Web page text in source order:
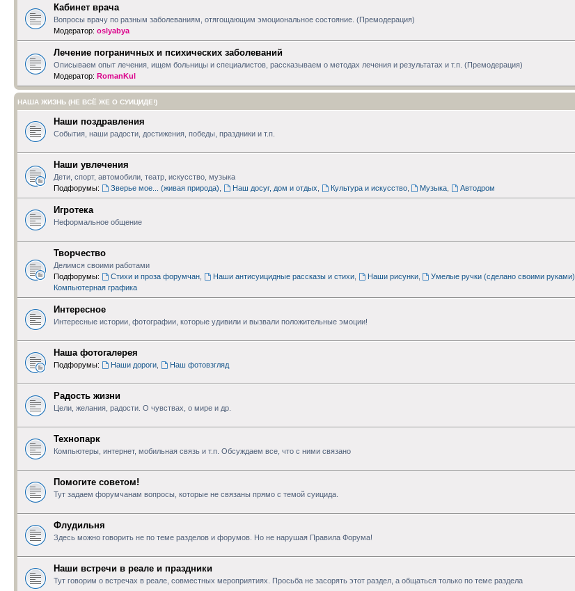
Кабинет врача
Вопросы врачу по разным заболеваниям, отягощающим эмоциональное состояние. (Премодерация)
Модератор: oslyabya
Лечение пограничных и психических заболеваний
Описываем опыт лечения, ищем больницы и специалистов, рассказываем о методах лечения и результатах и т.п. (Премодерация)
Модератор: RomanKul
НАША ЖИЗНЬ (НЕ ВСЁ ЖЕ О СУИЦИДЕ!)
Наши поздравления
События, наши радости, достижения, победы, праздники и т.п.
Наши увлечения
Дети, спорт, автомобили, театр, искусство, музыка
Подфорумы:
Зверье мое... (живая природа) Наш досуг, дом и отдых Культура и искусство, Музыка Автодром
Игротека
Неформальное общение
Творчество
Делимся своими работами
Подфорумы:
Стихи и проза форумчан, Наши антисуицидные рассказы и стихи, Наши рисунки, Умелые ручки (сделано своими руками)
Компьютерная графика
Интересное
Интересные истории, фотографии, которые удивили и вызвали положительные эмоции!
Наша фотогалерея
Подфорумы: Наши дороги, Наш фотовзгляд
Радость жизни
Цели, желания, радости. О чувствах, о мире и др.
Технопарк
Компьютеры, интернет, мобильная связь и т.п. Обсуждаем все, что с ними связано
Помогите советом!
Тут задаем форумчанам вопросы, которые не связаны прямо с темой суицида.
Флудильня
Здесь можно говорить не по теме разделов и форумов. Но не нарушая Правила Форума!
Наши встречи в реале и праздники
Тут говорим о встречах в реале, совместных мероприятиях. Просьба не засорять этот раздел, а общаться только по теме раздела